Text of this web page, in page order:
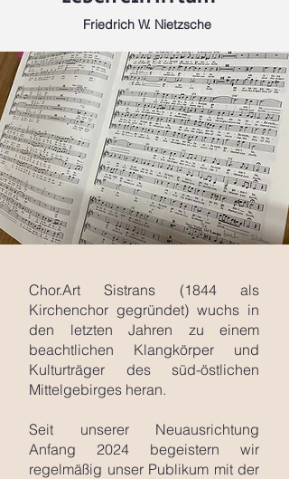
Friedrich W. Nietzsche
Chor.Art Sistrans (1844 als
Kirchenchor gegründet) wuchs in
den letzten Jahren zu einem
beachtlichen Klangkörper und
Kulturträger des süd-östlichen
Mittelgebirges heran.
Seit unserer Neuausrichtung
Anfang 2024 begeistern wir
regelmäßig unser Publikum mit der